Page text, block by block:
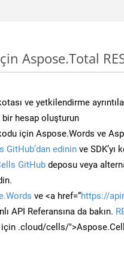
Aspose.Total
ve yetkilendirme
bir hesap oluşturun
için Aspose.Words ve
GitHub’dan edinin ve
GitHub deposu veya
ve <a href=“https://
API Referansına da bakın.
.cloud/cells/